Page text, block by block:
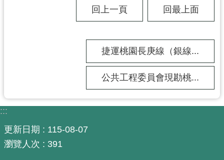
回上一頁 回最上面
捷運桃園長庚線（銀線...
公共工程委員會現勘桃...
:::
更新日期
115-08-07
瀏覽人次
391